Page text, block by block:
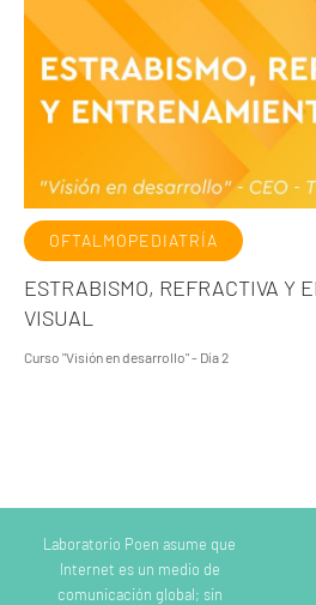
OFTALMOPEDIATRÍA
ESTRABISMO, REFRACTIVA Y
VISUAL
Curso "Visión en desarrollo" - Día 2
Laboratorio Poen asume que
Internet es un medio de
comunicación global; sin